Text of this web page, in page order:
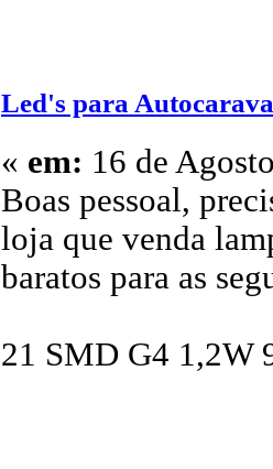
Led's para
« em: 16 de
Boas pessoal,
loja que venda
baratos para as
21 SMD G4 1,2W